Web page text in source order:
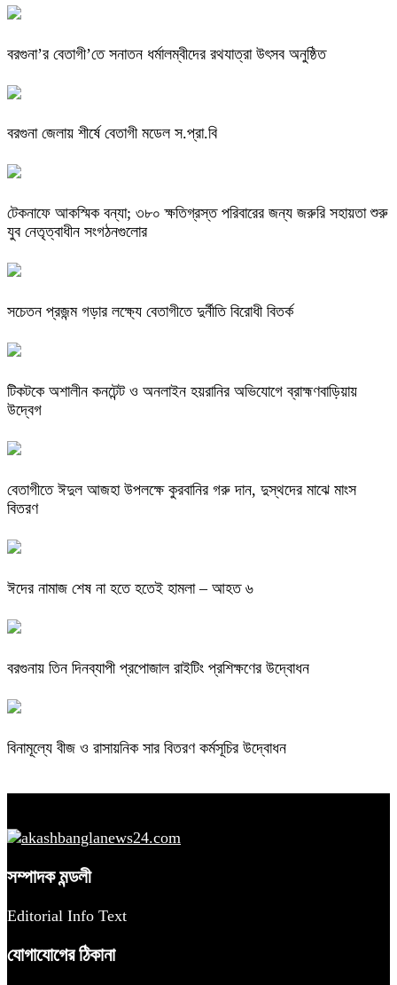
বরগুনা’র বেতাগী’তে সনাতন ধর্মালম্বীদের রথযাত্রা উৎসব অনুষ্ঠিত
বরগুনা জেলায় শীর্ষে বেতাগী মডেল স.প্রা.বি
টেকনাফে আকস্মিক বন্যা; ৩৮০ ক্ষতিগ্রস্ত পরিবারের জন্য জরুরি সহায়তা শুরু
যুব নেতৃত্বাধীন সংগঠনগুলোর
সচেতন প্রজন্ম গড়ার লক্ষ্যে বেতাগীতে দুর্নীতি বিরোধী বিতর্ক
টিকটকে অশালীন কনটেন্ট ও অনলাইন হয়রানির অভিযোগে ব্রাহ্মণবাড়িয়ায়
উদ্বেগ
বেতাগীতে ঈদুল আজহা উপলক্ষে কুরবানির গরু দান, দুস্থদের মাঝে মাংস
বিতরণ
ঈদের নামাজ শেষ না হতে হতেই হামলা – আহত ৬
বরগুনায় তিন দিনব্যাপী প্রপোজাল রাইটিং প্রশিক্ষণের উদ্বোধন
বিনামূল্যে বীজ ও রাসায়নিক সার বিতরণ কর্মসূচির উদ্বোধন
সম্পাদক মন্ডলী
Editorial Info Text
যোগাযোগের ঠিকানা